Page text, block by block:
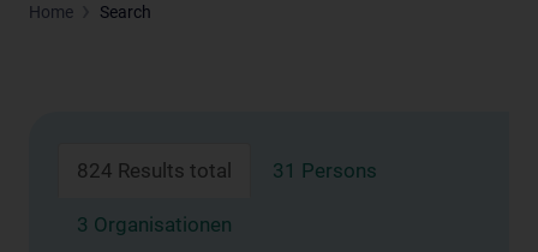
Home Search
824 Results total 31 Persons
3 Organisationen